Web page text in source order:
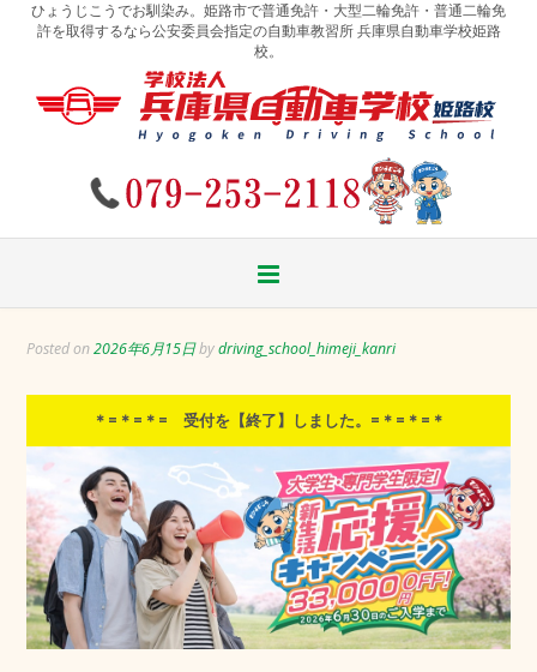
ひょうじこうでお馴染み。姫路市で普通免許・大型二輪免許・普通二輪免
許を取得するなら公安委員会指定の自動車教習所 兵庫県自動車学校姫路
校。
Posted on2026年6月15日bydriving_school_himeji_kanri
＊=＊=＊= 受付を【終了】しました。=＊=＊=＊